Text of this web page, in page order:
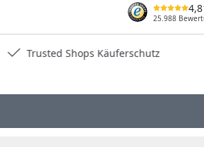
25.988
Trusted Shops Käuferschutz